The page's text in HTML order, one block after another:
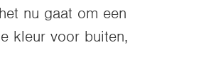
nu gaat om een
kleur voor buiten,